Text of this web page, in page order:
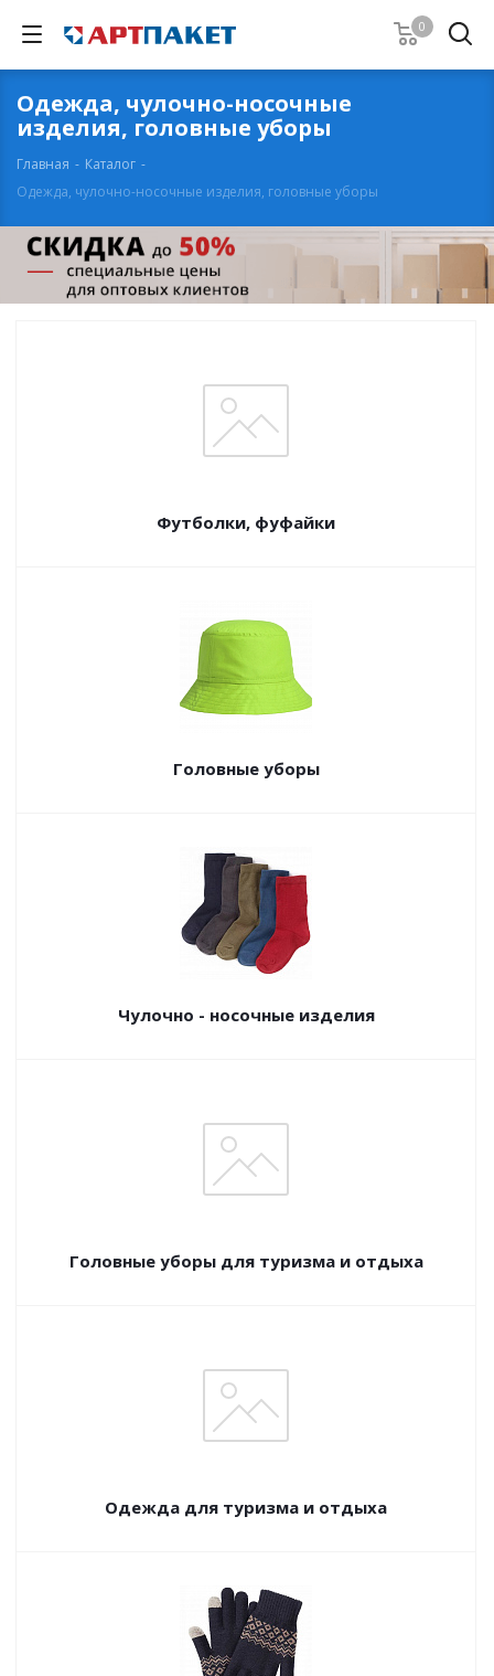
0
Одежда, чулочно-носочные
изделия, головные уборы
Главная - Каталог -
Одежда, чулочно-носочные изделия, головные уборы
Футболки, фуфайки
Головные уборы
Чулочно - носочные изделия
Головные уборы для туризма и отдыха
Одежда для туризма и отдыха